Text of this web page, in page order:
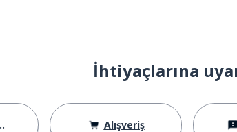
İhtiyaçlarına
Alışveriş